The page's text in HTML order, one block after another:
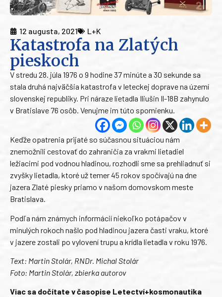
12 augusta, 2021 L+K
Katastrofa na Zlatých
pieskoch
V stredu 28. júla 1976 o 9 hodine 37 minúte a 30 sekunde sa
stala druhá najväčšia katastrofa v leteckej doprave na území
slovenskej republiky. Pri náraze lietadla Iliušin Il-18B zahynulo
v Bratislave 76 osôb. Venujme im túto spomienku.
Keďže opatrenia prijaté so súčasnou situáciou nám
znemožnili cestovať do zahraničia za vrakmi lietadiel
ležiacimi pod vodnou hladinou, rozhodli sme sa prehliadnuť si
zvyšky lietadla, ktoré už temer 45 rokov spočívajú na dne
jazera Zlaté piesky priamo v našom domovskom meste
Bratislava.
Podľa nám známych informácií niekoľko potápačov v
minulých rokoch našlo pod hladinou jazera časti vraku, ktoré
v jazere zostali po vylovení trupu a krídla lietadla v roku 1976.
Text: Martin Stolár, RNDr. Michal Stolár
Foto: Martin Stolár, zbierka autorov
Viac sa dočítate v časopise Letectví+kosmonautika